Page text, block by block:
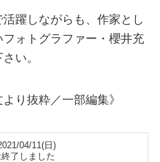
躍しながらも、作家とし
ォトグラファー・櫻井充
い。
り抜粋／一部編集》
04/11(日)
了しました